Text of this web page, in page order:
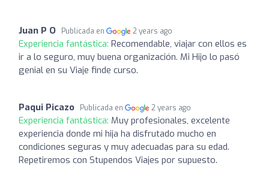
Juan P O Publicada en 2 years ago
Experiencia fantástica: Recomendable, viajar con ellos es
ir a lo seguro, muy buena organización. Mi Hijo lo pasó
genial en su Viaje finde curso.
Paqui Picazo Publicada en 2 years ago
Experiencia fantástica: Muy profesionales, excelente
experiencia donde mi hija ha disfrutado mucho en
condiciones seguras y muy adecuadas para su edad.
Repetiremos con Stupendos Viajes por supuesto.